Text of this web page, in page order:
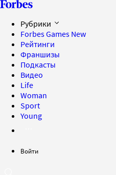
Рубрики
Forbes Games New
Рейтинги
Франшизы
Подкасты
Видео
Life
Woman
Sport
Young
Войти